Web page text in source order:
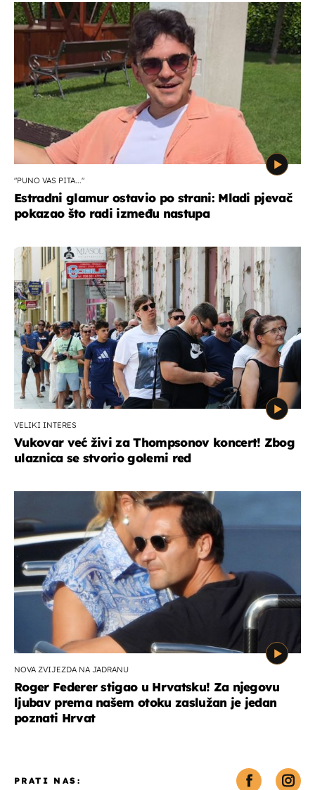
"PUNO VAS PITA..."
Estradni glamur ostavio po strani: Mladi pjevač
pokazao što radi između nastupa
VELIKI INTERES
Vukovar već živi za Thompsonov koncert! Zbog
ulaznica se stvorio golemi red
NOVA ZVIJEZDA NA JADRANU
Roger Federer stigao u Hrvatsku! Za njegovu
ljubav prema našem otoku zaslužan je jedan
poznati Hrvat
PRATI NAS: